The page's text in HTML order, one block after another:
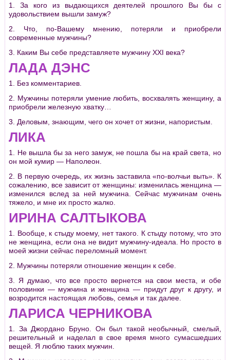
1. За кого из выдающихся деятелей прошлого Вы бы с
удовольствием вышли замуж?
2. Что, по-Вашему мнению, потеряли и приобрели
современные мужчины?
3. Каким Вы себе представляете мужчину XXI века?
ЛАДА ДЭНС
1. Без комментариев.
2. Мужчины потеряли умение любить, восхвалять женщину, а
приобрели железную хватку…
3. Деловым, знающим, чего он хочет от жизни, напористым.
ЛИКА
1. Не вышла бы за него замуж, не пошла бы на край света, но
он мой кумир — Наполеон.
2. В первую очередь, их жизнь заставила «по-волчьи выть». К
сожалению, все зависит от женщины: изменилась женщина —
изменился вслед за ней мужчина. Сейчас мужчинам очень
тяжело, и мне их просто жалко.
ИРИНА САЛТЫКОВА
1. Вообще, к стыду моему, нет такого. К стыду потому, что это
не женщина, если она не видит мужчину-идеала. Но просто в
моей жизни сейчас переломный момент.
2. Мужчины потеряли отношение женщин к себе.
3. Я думаю, что все просто вернется на свои места, и обе
половинки — мужчина и женщина — придут друг к другу, и
возродится настоящая любовь, семья и так далее.
ЛАРИСА ЧЕРНИКОВА
1. За Джордано Бруно. Он был такой необычный, смелый,
решительный и наделал в свое время много сумасшедших
вещей. Я люблю таких мужчин.